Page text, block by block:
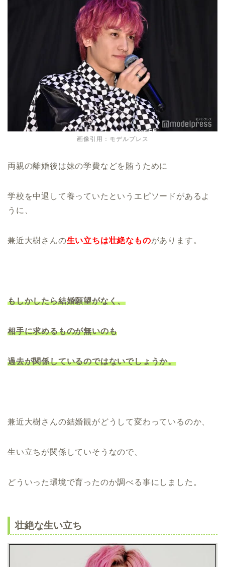
画像引用：モデルプレス
両親の離婚後は妹の学費などを賄うために
学校を中退して養っていたというエピソードがあるよ
うに、
兼近大樹さんの生い立ちは壮絶なものがあります。
もしかしたら結婚願望がなく、
相手に求めるものが無いのも
過去が関係しているのではないでしょうか。
兼近大樹さんの結婚観がどうして変わっているのか、
生い立ちが関係していそうなので、
どういった環境で育ったのか調べる事にしました。
壮絶な生い立ち